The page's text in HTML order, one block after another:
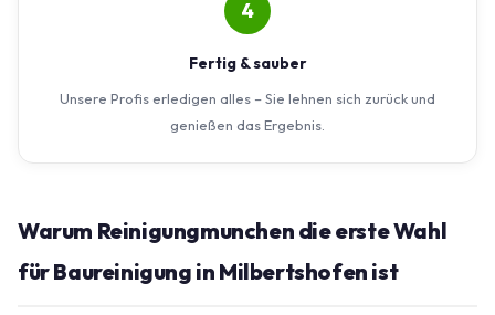
4
Fertig & sauber
Unsere Profis erledigen alles – Sie lehnen sich zurück und
genießen das Ergebnis.
Warum Reinigungmunchen die erste Wahl
für Baureinigung in Milbertshofen ist